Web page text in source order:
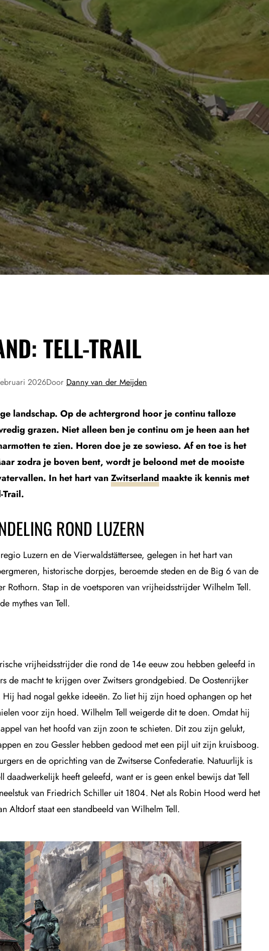
TELL-TRAIL
2026Door Danny van der Meijden
landschap. Op de achtergrond hoor je continu talloze
grazen. Niet alleen ben je continu om je heen aan het
te zien. Horen doe je ze sowieso. Af en toe is het
zodra je boven bent, wordt je beloond met de mooiste
In het hart vanZwitserland maakte ik kennis met
Trail.
ROND LUZERN
Luzern en de Vierwaldstättersee, gelegen in het hart van
historische dorpjes, beroemde steden en de Big 6 van de
Rothorn. Stap in de voetsporen van vrijheidsstrijder Wilhelm Tell.
mythes van Tell.
vrijheidsstrijder die rond de 14e eeuw zou hebben geleefd in
de macht te krijgen over Zwitsers grondgebied. De Oostenrijker
had nogal gekke ideeën. Zo liet hij zijn hoed ophangen op het
voor zijn hoed. Wilhelm Tell weigerde dit te doen. Omdat hij
van het hoofd van zijn zoon te schieten. Dit zou zijn gelukt,
en zou Gessler hebben gedood met een pijl uit zijn kruisboog.
en de oprichting van de Zwitserse Confederatie. Natuurlijk is
heeft geleefd, want er is geen enkel bewijs dat Tell
van Friedrich Schiller uit 1804. Net als Robin Hood werd het
Altdorf staat een standbeeld van Wilhelm Tell.